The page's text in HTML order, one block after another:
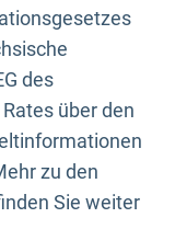
des
über den
zu den
Sie weiter